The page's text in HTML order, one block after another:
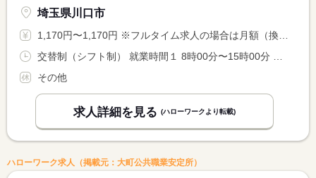
埼玉県川口市
1,170円〜1,170円 ※フルタイム求人の場合は月額（換算額）、パート求人の場合は時間額を表示しています。
その他
求人詳細を見る (ハローワークより転載)
ハローワーク求人（掲載元：大町公共職業安定所）